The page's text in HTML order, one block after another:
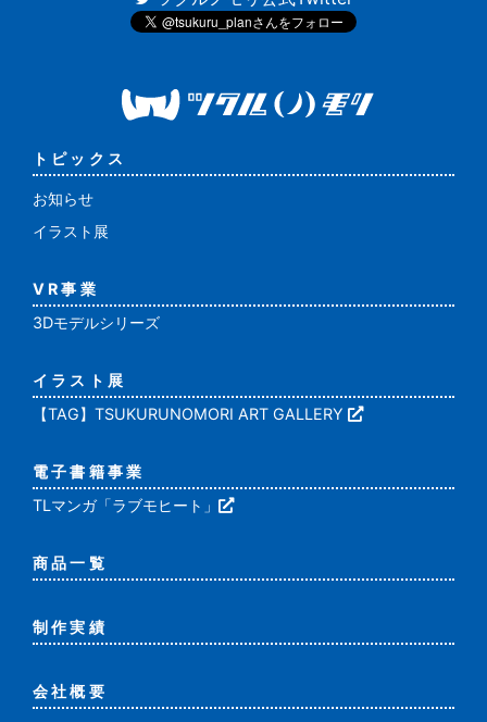
トピックス
お知らせ
イラスト展
VR事業
3Dモデルシリーズ
イラスト展
【TAG】TSUKURUNOMORI ART GALLERY
電子書籍事業
TLマンガ「ラブモヒート」
商品一覧
制作実績
会社概要